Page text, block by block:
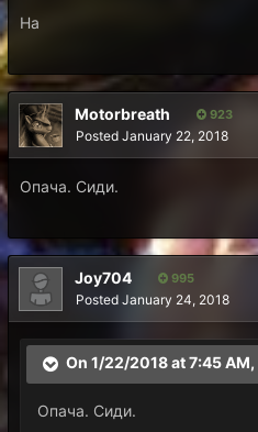
На
Motorbreath 923
Posted January 22, 2018
Опача. Сиди.
Joy704 995
Posted January 24, 2018
On 1/22/2018 at 7:45 AM,
Опача. Сиди.